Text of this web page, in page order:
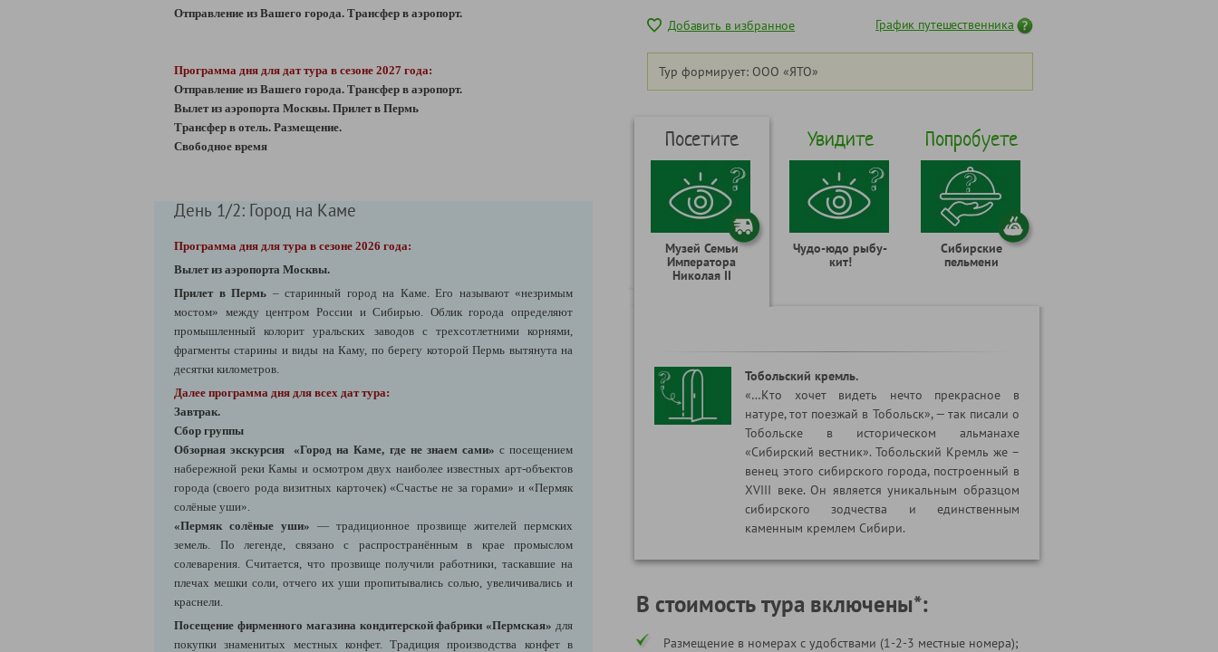
Отправление из Вашего города. Трансфер в аэропорт.
Программа дня для дат тура в сезоне 2027 года:
Отправление из Вашего города. Трансфер в аэропорт.
Вылет из аэропорта Москвы. Прилет в Пермь
Трансфер в отель. Размещение.
Свободное время
День 1/2: Город на Каме
Программа дня для тура в сезоне 2026 года:
Вылет из аэропорта Москвы.
Прилет в Пермь – старинный город на Каме. Его называют «незримым
мостом» между центром России и Сибирью. Облик города определяют
промышленный колорит уральских заводов с трехсотлетними корнями,
фрагменты старины и виды на Каму, по берегу которой Пермь вытянута на
десятки километров.
Далее программа дня для всех дат тура:
Завтрак.
Сбор группы
Обзорная экскурсия «Город на Каме, где не знаем сами» с посещением
набережной реки Камы и осмотром двух наиболее известных арт-объектов
города (своего рода визитных карточек) «Счастье не за горами» и «Пермяк
солёные уши».
«Пермяк солёные уши» — традиционное прозвище жителей пермских
земель. По легенде, связано с распространённым в крае промыслом
солеварения. Считается, что прозвище получили работники, таскавшие на
плечах мешки соли, отчего их уши пропитывались солью, увеличивались и
краснели.
Посещение фирменного магазина кондитерской фабрики «Пермская» для
покупки знаменитых местных конфет. Традиция производства конфет в
Добавить в избранное График путешественника
Тур формирует: ООО «ЯТО»
Посетите
Музей Семьи
Императора
Николая II
Увидите
Чудо-юдо рыбу-
кит!
Попробуете
Сибирские
пельмени
Тобольский кремль.
«…Кто хочет видеть нечто прекрасное в
натуре, тот поезжай в Тобольск», — так писали о
Тобольске в историческом альманахе
«Сибирский вестник». Тобольский Кремль же –
венец этого сибирского города, построенный в
XVIII веке. Он является уникальным образцом
сибирского зодчества и единственным
каменным кремлем Сибири.
В стоимость тура включены*:
Размещение в номерах с удобствами (1-2-3 местные номера);